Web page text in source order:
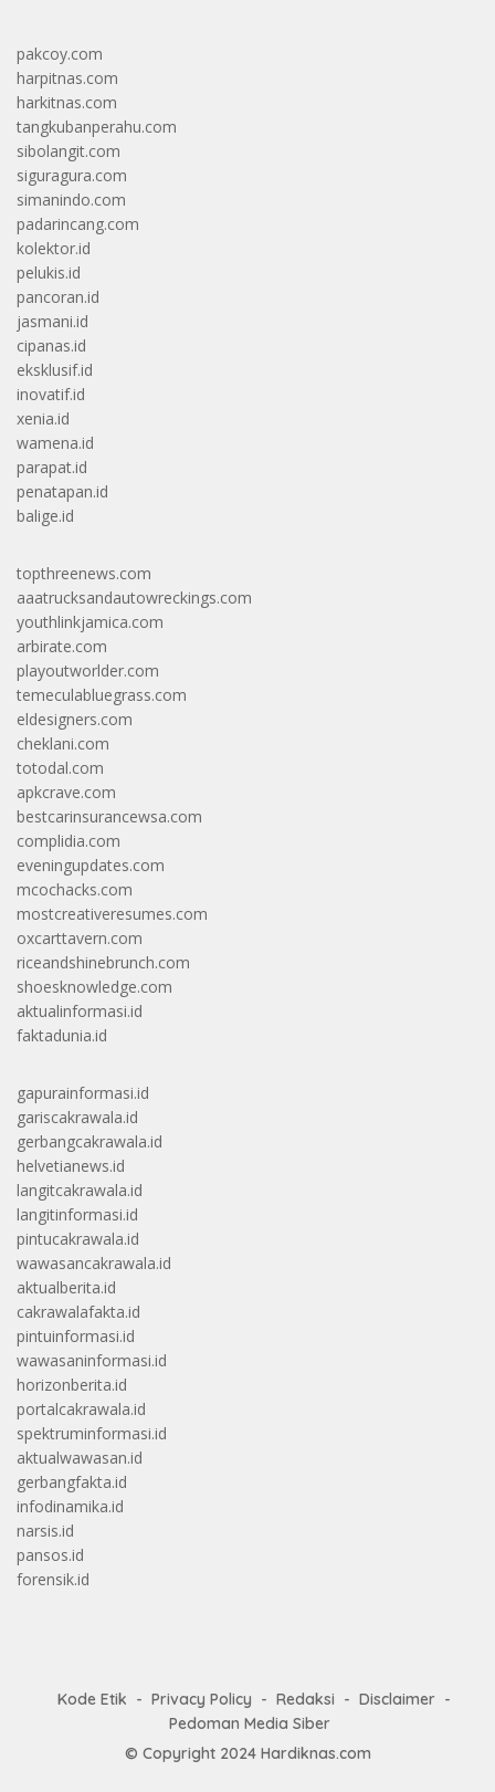
pakcoy.com
harpitnas.com
harkitnas.com
tangkubanperahu.com
sibolangit.com
siguragura.com
simanindo.com
padarincang.com
kolektor.id
pelukis.id
pancoran.id
jasmani.id
cipanas.id
eksklusif.id
inovatif.id
xenia.id
wamena.id
parapat.id
penatapan.id
balige.id
topthreenews.com
aaatrucksandautowreckings.com
youthlinkjamica.com
arbirate.com
playoutworlder.com
temeculabluegrass.com
eldesigners.com
cheklani.com
totodal.com
apkcrave.com
bestcarinsurancewsa.com
complidia.com
eveningupdates.com
mcochacks.com
mostcreativeresumes.com
oxcarttavern.com
riceandshinebrunch.com
shoesknowledge.com
aktualinformasi.id
faktadunia.id
gapurainformasi.id
gariscakrawala.id
gerbangcakrawala.id
helvetianews.id
langitcakrawala.id
langitinformasi.id
pintucakrawala.id
wawasancakrawala.id
aktualberita.id
cakrawalafakta.id
pintuinformasi.id
wawasaninformasi.id
horizonberita.id
portalcakrawala.id
spektruminformasi.id
aktualwawasan.id
gerbangfakta.id
infodinamika.id
narsis.id
pansos.id
forensik.id
Kode Etik Privacy Policy Redaksi
Disclaimer
Pedoman Media Siber
© Copyright 2024 Hardiknas.com